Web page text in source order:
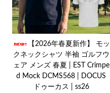
【2026年春夏新作】 モッ
クネックシャツ 半袖 ゴルフウ
ェア メンズ 春夏 | EST Crimpe
d Mock DCMS568 | DOCUS
ドゥーカス | ss26